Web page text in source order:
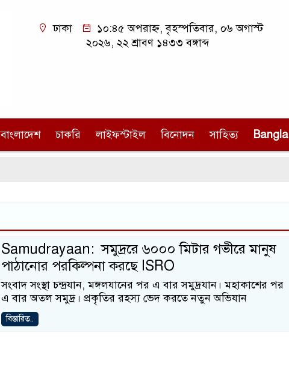
ঢাকা
১০:৪৫ অপরাহ্ন, বৃহস্পতিবার, ০৬ অগাস্ট
২০২৬, ২২ শ্রাবণ ১৪৩৩ বঙ্গাব্দ
বাংলাদেশ চাকরি লাইফস্টাইল বিনোদন সাহিত্য Bangla
Samudrayaan: সমুদ্ররে ৬০০০ মিটার গভীরে মানুষ
পাঠানোর পরকিল্পনা করছে ISRO
সংবাদ সংস্থা চন্দ্রযান, মঙ্গলযানের পর এ বার সমুদ্রযান। মহাকাশের পর
এ বার অতল সমুদ্র। প্রকৃতির রহস্য ভেদ করতে নতুন অভিযান
বিস্তারিত..